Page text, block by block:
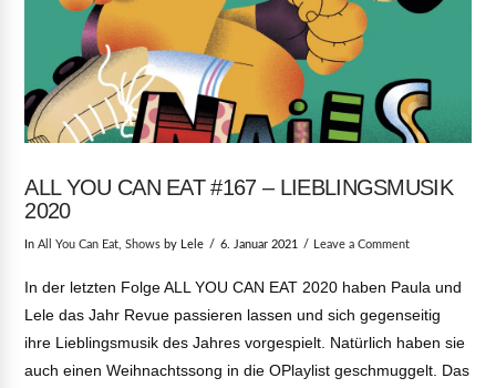
ALL YOU CAN EAT #167 – LIEBLINGSMUSIK
2020
InAll You Can Eat ,Shows by Lele 6. Januar 2021 Leave a Comment
In der letzten Folge ALL YOU CAN EAT 2020 haben Paula und
Lele das Jahr Revue passieren lassen und sich gegenseitig
ihre Lieblingsmusik des Jahres vorgespielt. Natürlich haben sie
auch einen Weihnachtssong in die OPlaylist geschmuggelt. Das